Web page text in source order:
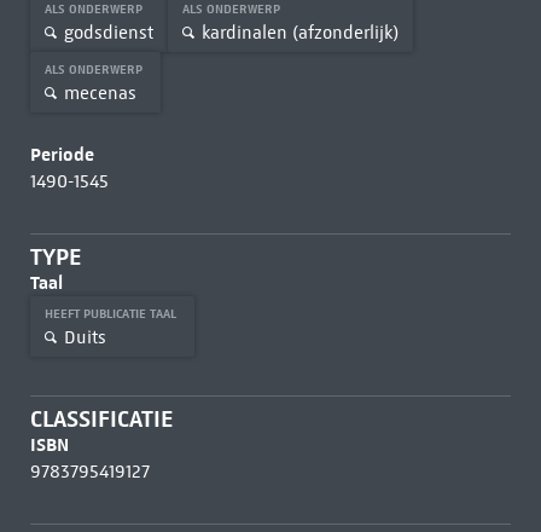
ALS ONDERWERP
godsdienst
ALS ONDERWERP
kardinalen (afzonderlijk)
ALS ONDERWERP
mecenas
Periode
1490-1545
TYPE
Taal
HEEFT PUBLICATIE TAAL
Duits
CLASSIFICATIE
ISBN
9783795419127